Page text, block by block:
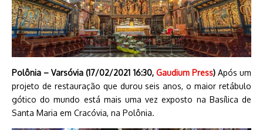
Polônia – Varsóvia (17/02/2021 16:30, Gaudium Press)Após um
projeto de restauração que durou seis anos, o maior retábulo
gótico do mundo está mais uma vez exposto na Basílica de
Santa Maria em Cracóvia, na Polônia.